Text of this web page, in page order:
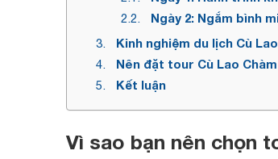
Ngày 2: Ngắm bình
Kinh nghiệm du lịch Cù
Nên đặt tour Cù Lao
Kết luận
Vì sao bạn nên chọn